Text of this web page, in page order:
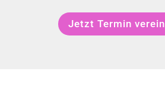
Jetzt Termin